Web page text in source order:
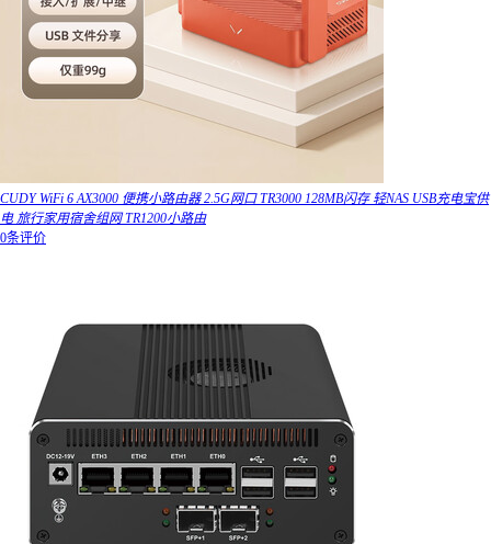
CUDY WiFi 6 AX3000 便携小路由器 2.5G网口 TR3000 128MB闪存 轻NAS USB充电宝供
电 旅行家用宿舍组网 TR1200小路由
0条评价